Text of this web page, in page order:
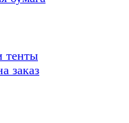
тенты
заказ